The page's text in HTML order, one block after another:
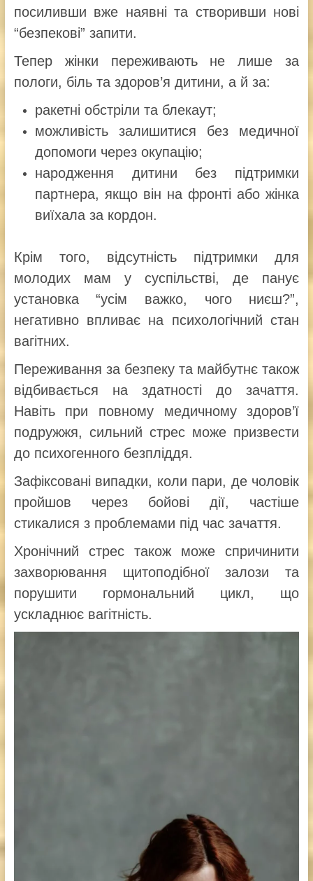
посиливши вже наявні та створивши нові
“безпекові” запити.
Тепер жінки переживають не лише за
пологи, біль та здоров’я дитини, а й за:
ракетні обстріли та блекаут;
можливість залишитися без медичної
допомоги через окупацію;
народження дитини без підтримки
партнера, якщо він на фронті або жінка
виїхала за кордон.
Крім того, відсутність підтримки для
молодих мам у суспільстві, де панує
установка “усім важко, чого ниєш?”,
негативно впливає на психологічний стан
вагітних.
Переживання за безпеку та майбутнє також
відбивається на здатності до зачаття.
Навіть при повному медичному здоров’ї
подружжя, сильний стрес може призвести
до психогенного безпліддя.
Зафіксовані випадки, коли пари, де чоловік
пройшов через бойові дії, частіше
стикалися з проблемами під час зачаття.
Хронічний стрес також може спричинити
захворювання щитоподібної залози та
порушити гормональний цикл, що
ускладнює вагітність.